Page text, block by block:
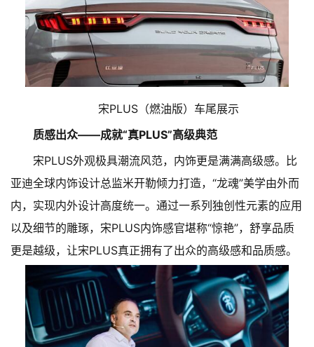
宋PLUS（燃油版）车尾展示
质感出众——成就“真PLUS”高级典范
宋PLUS外观极具潮流风范，内饰更是满满高级感。比
亚迪全球内饰设计总监米开勒倾力打造，“龙魂”美学由外而
内，实现内外设计高度统一。通过一系列独创性元素的应用
以及细节的雕琢，宋PLUS内饰感官堪称“惊艳”，舒享品质
更是越级，让宋PLUS真正拥有了出众的高级感和品质感。